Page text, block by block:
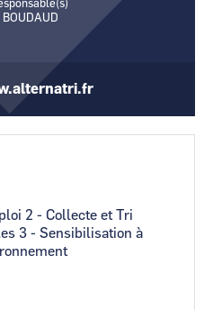
BOUDAUD
2 - Collecte et Tri
3 - Sensibilisation à